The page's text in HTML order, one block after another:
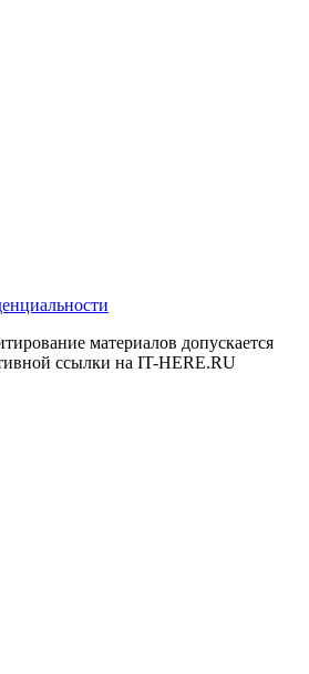
материалов допускается
ссылки на IT-HERE.RU